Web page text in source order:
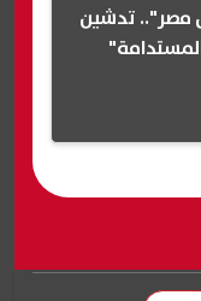
مصر".. تدشين